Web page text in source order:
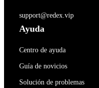
support@redex.vip
Ayuda
Centro de ayuda
Guía de novicios
Solución de problemas